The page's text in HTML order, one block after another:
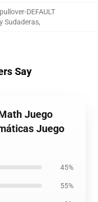
DEFAULT
Sudaderas,
Say
Juego
Juego
45%
55%